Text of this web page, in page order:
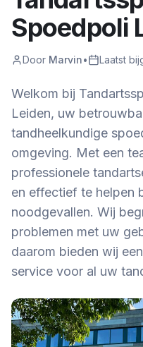
Spoedpoli
Door Marvin• Laatst
Welkom bij
Leiden, uw
tandheelkundige
omgeving. Met een
professionele
en effectief te helpen
noodgevallen. Wij
problemen met uw
daarom bieden wij
service voor al uw